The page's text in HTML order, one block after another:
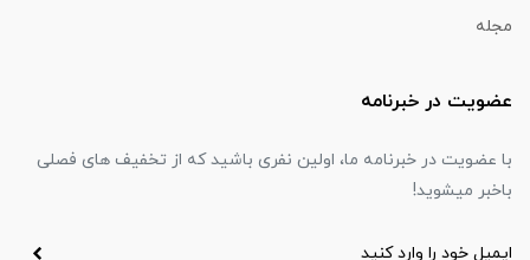
مجله
عضویت در خبرنامه
با عضویت در خبرنامه ما، اولین نفری باشید که از تخفیف های فصلی
باخبر میشوید!